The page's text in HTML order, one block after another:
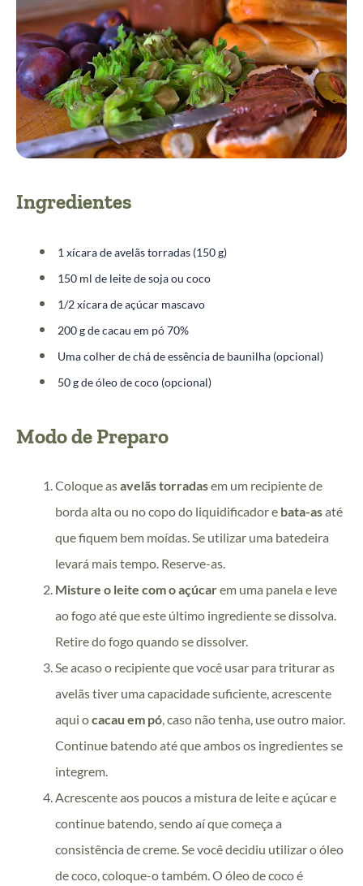
Ingredientes
1 xícara de avelãs torradas (150 g)
150 ml de leite de soja ou coco
1/2 xícara de açúcar mascavo
200 g de cacau em pó 70%
Uma colher de chá de essência de baunilha (opcional)
50 g de óleo de coco (opcional)
Modo de Preparo
Coloque asavelãs torradasem um recipiente de
borda alta ou no copo do liquidificador e bata-asaté
que fiquem bem moídas. Se utilizar uma batedeira
levará mais tempo. Reserve-as.
Misture o leite com o açúcarem uma panela e leve
ao fogo até que este último ingrediente se dissolva.
Retire do fogo quando se dissolver.
Se acaso o recipiente que você usar para triturar as
avelãs tiver uma capacidade suficiente, acrescente
aqui ocacau em pó, caso não tenha, use outro maior.
Continue batendo até que ambos os ingredientes se
integrem.
Acrescente aos poucos a mistura de leite e açúcar e
continue batendo, sendo aí que começa a
consistência de creme. Se você decidiu utilizar o óleo
de coco, coloque-o também. O óleo de coco é